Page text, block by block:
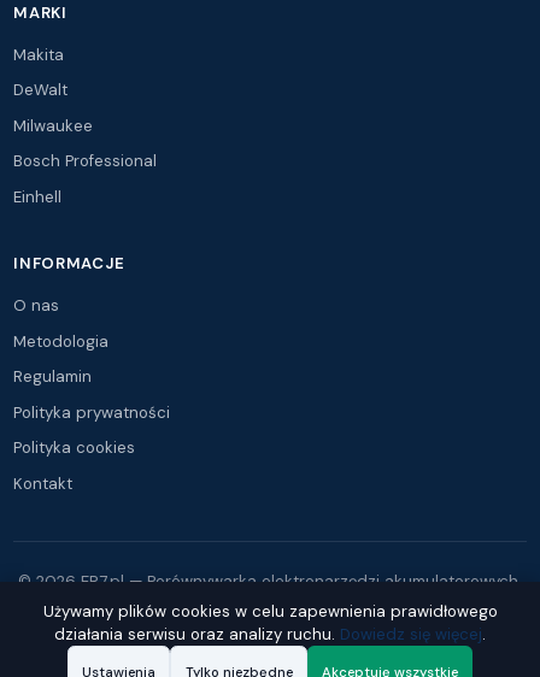
MARKI
Makita
DeWalt
Milwaukee
Bosch Professional
Einhell
INFORMACJE
O nas
Metodologia
Regulamin
Polityka prywatności
Polityka cookies
Kontakt
© 2026 ER7.pl — Porównywarka elektronarzędzi akumulatorowych.
Wszystkie prawa zastrzeżone.
Nazwy marek i znaki towarowe są własnością ich właścicieli. Dane mają
Używamy plików cookies w celu zapewnienia prawidłowego
działania serwisu oraz analizy ruchu. Dowiedz się więcej.
Ustawienia Tylko niezbędne Akceptuję wszystkie